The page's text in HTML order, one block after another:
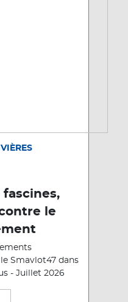
fascines,
le
Smavlot47 dans
- Juillet 2026